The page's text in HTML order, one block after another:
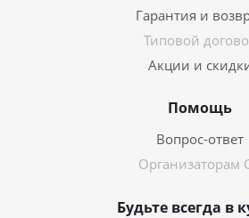
Гарантия и
Типовой
Акции и
Помощь
Вопрос-ответ
Организаторам
Будьте всегда в